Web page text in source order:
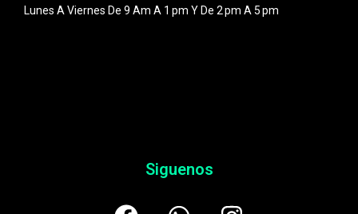
Lunes A Viernes De 9 Am A 1 Pm Y De 2 Pm A 5 Pm
Siguenos